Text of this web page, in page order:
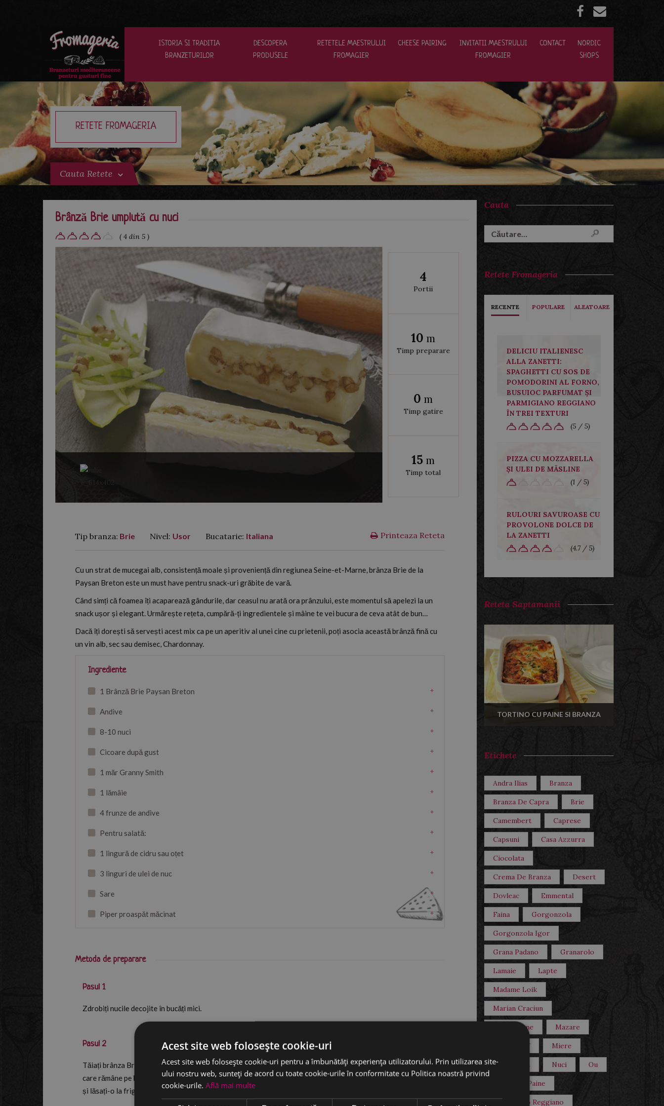
ISTORIA SI TRADITIA
BRANZETURILOR
DESCOPERA
PRODUSELE
RETETELE MAESTRULUI
FROMAGIER
CHEESE PAIRING
INVITATII MAESTRULUI
FROMAGIER
CONTACT
NORDIC
SHOPS
RETETE FROMAGERIA
Cauta Retete
Brânză Brie umplută cu nuci
( 4 din 5 )
4
Portii
10m
Timp preparare
0m
Timp gatire
15m
Timp total
Printeaza Reteta
Tip branza: Brie Nivel: Usor Bucatarie: Italiana
Cu un strat de mucegai alb, consistență moale și proveniență din regiunea Seine-et-Marne, brânza Brie de la
Paysan Breton este un must have pentru snack-uri grăbite de vară.
Când simți că foamea îți acaparează gândurile, dar ceasul nu arată ora prânzului, este momentul să apelezi la un
snack ușor și elegant. Urmărește rețeta, cumpără-ți ingredientele și mâine te vei bucura de ceva atât de bun…
Dacă îți dorești să servești acest mix ca pe un aperitiv al unei cine cu prietenii, poți asocia această brânză fină cu
un vin alb, sec sau demisec, Chardonnay.
Ingrediente
+
1 Brânză Brie Paysan Breton
+
Andive
+
8-10 nuci
+
Cicoare după gust
+
1 măr Granny Smith
+
1 lămâie
+
4 frunze de andive
+
Pentru salată:
+
1 lingură de cidru sau oțet
+
3 linguri de ulei de nuc
+
Sare
+
Piper proaspăt măcinat
Metoda de preparare
Pasul 1
Zdrobiți nucile decojite în bucăți mici.
Pasul 2
Tăiați brânza Brie de la Paysan Breton în jumătate, pe orizontală. Presărați nucile deasupra jumătății de brânză
care rămâne pe blat, apoi așezati peste mixul obținut cealaltă jumatate. Înfășurați brânza într-o folie de plastic
și lăsați-o la frigider, pentru a-și păstra forma inițială.
Cauta
Caută
după:
Retete Fromageria
RECENTE POPULARE ALEATOARE
DELICIU ITALIENESC
ALLA ZANETTI:
SPAGHETTI CU SOS DE
POMODORINI AL FORNO,
BUSUIOC PARFUMAT ȘI
PARMIGIANO REGGIANO
ÎN TREI TEXTURI
(5 / 5)
PIZZA CU MOZZARELLA
ȘI ULEI DE MĂSLINE
(1 / 5)
RULOURI SAVUROASE CU
PROVOLONE DOLCE DE
LA ZANETTI
(4.7 / 5)
Reteta Saptamanii
TORTINO CU PAINE SI BRANZA
Etichete
Andra Ilias Branza
Branza De Capra Brie
Camembert Caprese
Capsuni Casa Azzurra
Ciocolata
Crema De Branza Desert
Dovleac Emmental
Faina Gorgonzola
Gorgonzola Igor
Grana Padano Granarolo
Lamaie Lapte
Madame Loik
Marian Craciun
Mascarpone Mazare
Merci Chef Miere
Mozzarella Nuci Ou
Paine
Parmigiano Reggiano
Acest site web folosește cookie-uri
Acest site web folosește cookie-uri pentru a îmbunătăți experiența utilizatorului. Prin utilizarea site-
ului nostru web, sunteți de acord cu toate cookie-urile în conformitate cu Politica noastră privind
cookie-urile. Află mai multe